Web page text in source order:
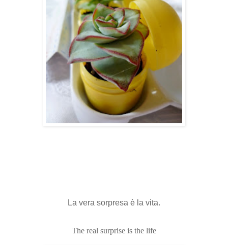
La vera sorpresa è la vita.
The real surprise is the life